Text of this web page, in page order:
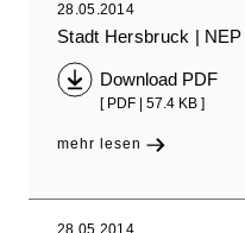
28.05.2014
Stadt Hersbruck NEP
Download PDF
[ PDF | 57.4 KB ]
mehr lesen